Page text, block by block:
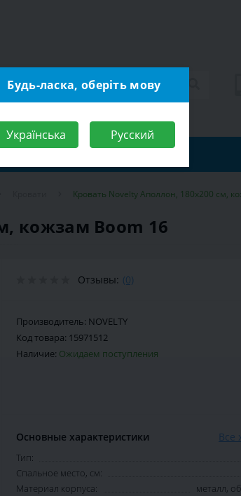
Кровать Novelty Аполлон, 180х200 см,
кожзам Boom 16
Отзывы: (0)
Производитель: NOVELTY
Код товара: 15971512
Наличие: Ожидаем поступления
Основные характеристики Все
Тип:
Спальное место, см:
Материал корпуса:
металл,
Будь-ласка, оберіть мову
Українська Русский